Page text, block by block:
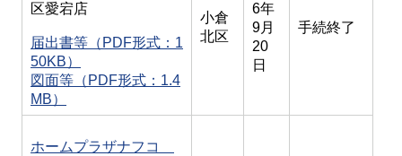
区愛宕店
届出書等（PDF形式：1
50KB）
図面等（PDF形式：1.4
MB）
小倉
北区
6年
9月
20
日
手続終了
ホームプラザナフコ